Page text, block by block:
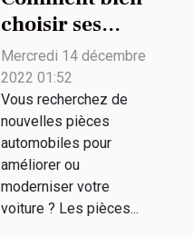
choisir ses
pièces
détachées
pour son
véhicule ?
Mercredi 14 décembre
2022 01:52
Vous recherchez de
nouvelles pièces
automobiles pour
améliorer ou
moderniser votre
voiture ? Les pièces...